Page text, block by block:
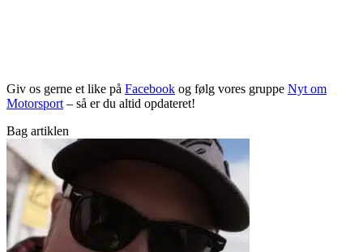
Giv os gerne et like på Facebook og følg vores gruppe Nyt om
Motorsport – så er du altid opdateret!
Bag artiklen